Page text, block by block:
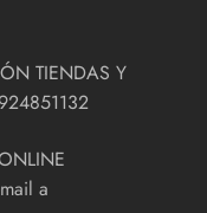
TIENDAS Y
a